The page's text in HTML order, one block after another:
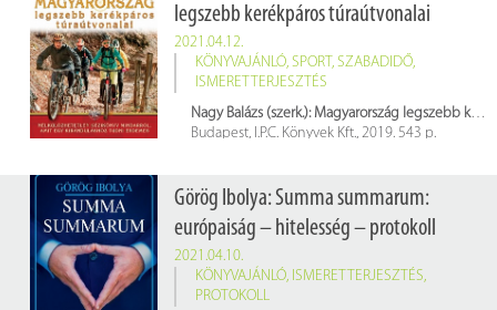
legszebb kerékpáros túraútvonalai
2021.04.12.
KÖNYVAJÁNLÓ, SPORT , SZABADIDŐ,
ISMERETTERJESZTÉS
Nagy Balázs (szerk.): Magyarország legszebb kerékpáros túraútvonalai
Budapest, I.P.C. Könyvek Kft., 2019. 543 p.
Görög Ibolya: Summa summarum:
európaiság – hitelesség – protokoll
2021.04.10.
KÖNYVAJÁNLÓ, ISMERETTERJESZTÉS,
PROTOKOLL